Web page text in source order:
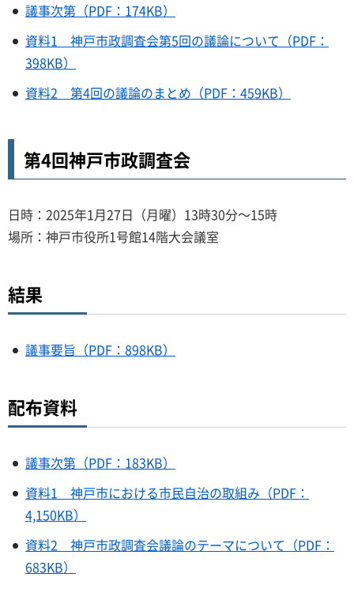
議事次第（PDF：174KB）
資料1 神戸市政調査会第5回の議論について（PDF：
398KB）
資料2 第4回の議論のまとめ（PDF：459KB）
第4回神戸市政調査会
日時：2025年1月27日（月曜）13時30分～15時
場所：神戸市役所1号館14階大会議室
結果
議事要旨（PDF：898KB）
配布資料
議事次第（PDF：183KB）
資料1 神戸市における市民自治の取組み（PDF：
4,150KB）
資料2 神戸市政調査会議論のテーマについて（PDF：
683KB）